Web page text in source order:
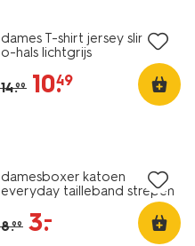
dames T-shirt jersey slim fit
o-hals lichtgrijs
14.99 10.
49
damesboxer katoen
everyday tailleband strepen
8.99 3.
–